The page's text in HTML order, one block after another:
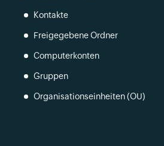
Kontakte
Freigegebene Ordner
Computerkonten
Gruppen
Organisationseinheiten (OU)